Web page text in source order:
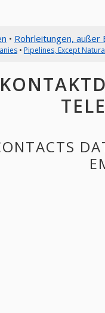
• Rohrleitungen, außer
• Pipelines, Except